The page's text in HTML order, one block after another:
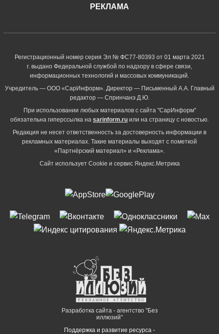
РЕКЛАМА
Регистрационный номер серия Эл № ФС77-80393 от 01 марта 2021
г. выдано Федеральной службой по надзору в сфере связи,
информационных технологий и массовых коммуникаций.
Учредитель — ООО «СарИнформ». Директор — Письменный А.А. Главный
редактор — Спринчанэ Д.Ю.
При использовании любых материалов с сайта "СарИнформ"
обязательна гиперссылка на sarinform.ru или на страницу с новостью.
Редакция не несет ответственность за достоверность информации в
рекламных материалах. Такие материалы выходят с пометкой
«Партнёрский материал» и «Реклама».
Сайт использует Cookie и сервиc Яндекс.Метрика
Разработка сайта - агентство "Без
иллюзий"
Поддержка и развитие ресурса -